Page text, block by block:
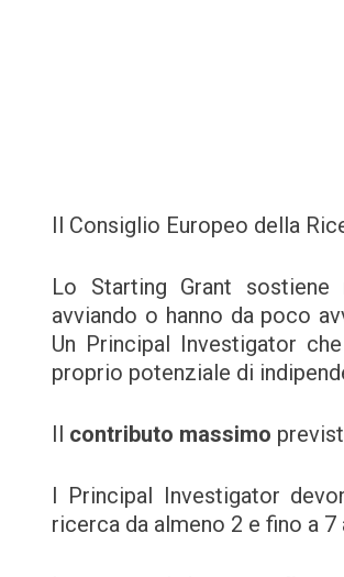
Il Consiglio Europeo della
Lo Starting Grant sostiene
avviando o hanno da poco
Un Principal Investigator
proprio potenziale di
Il contributo massimo
I Principal Investigator
ricerca da almeno 2 e fino a 7